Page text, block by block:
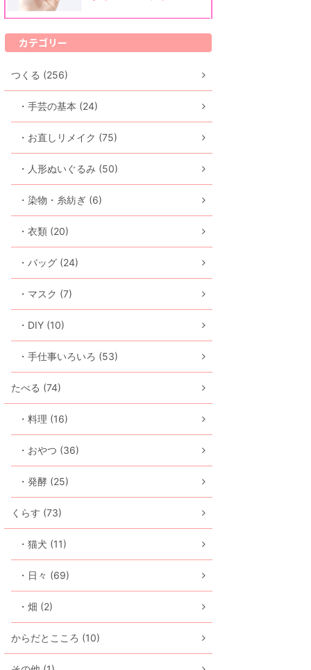
カテゴリー
つくる (256)
・手芸の基本 (24)
・お直しリメイク (75)
・人形ぬいぐるみ (50)
・染物・糸紡ぎ (6)
・衣類 (20)
・バッグ (24)
・マスク (7)
・DIY (10)
・手仕事いろいろ (53)
たべる (74)
・料理 (16)
・おやつ (36)
・発酵 (25)
くらす (73)
・猫犬 (11)
・日々 (69)
・畑 (2)
からだとこころ (10)